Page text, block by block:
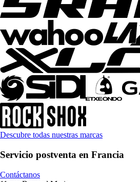
Descubre todas nuestras marcas
Servicio postventa en Francia
Contáctanos